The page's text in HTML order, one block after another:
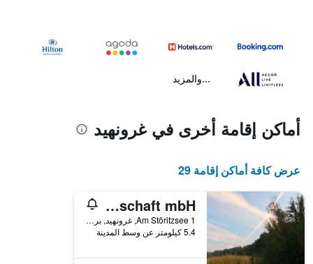
...والمزيد
أماكن إقامة أخرى في غرونهيد
عرض كافة أماكن إقامة 29
Störitzland Betriebsgesellschaft mbH
Am Störitzsee 1, غرونهيد, براندنبورغ, ألمانيا
5.4 كيلومتر عن وسط المدينة